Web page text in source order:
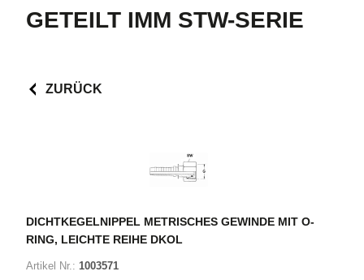
GETEILT IMM STW-SERIE
ZURÜCK
DICHTKEGELNIPPEL METRISCHES GEWINDE MIT O-
RING, LEICHTE REIHE DKOL
Artikel Nr.: 1003571